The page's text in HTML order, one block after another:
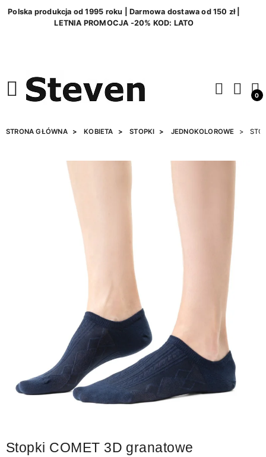
Polska produkcja od 1995 roku | Darmowa dostawa od 150 zł |
LETNIA PROMOCJA -20% KOD: LATO
0
STRONA GŁÓWNA KOBIETA STOPKI JEDNOKOLOROWE
Stopki COMET 3D granatowe